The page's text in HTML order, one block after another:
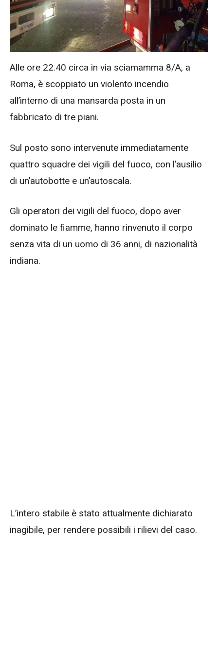
Alle ore 22.40 circa in via sciamamma 8/A, a
Roma, è scoppiato un violento incendio
all’interno di una mansarda posta in un
fabbricato di tre piani.
Sul posto sono intervenute immediatamente
quattro squadre dei vigili del fuoco, con l’ausilio
di un’autobotte e un’autoscala.
Gli operatori dei vigili del fuoco, dopo aver
dominato le fiamme, hanno rinvenuto il corpo
senza vita di un uomo di 36 anni, di nazionalità
indiana.
L’intero stabile è stato attualmente dichiarato
inagibile, per rendere possibili i rilievi del caso.